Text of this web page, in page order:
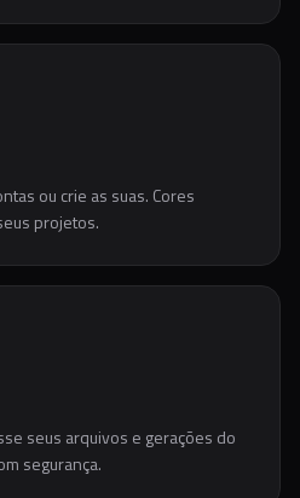
ou crie as suas. Cores
projetos.
seus arquivos e gerações do
segurança.